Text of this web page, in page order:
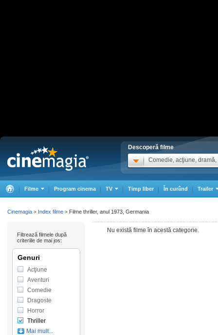
Descoperă filme
Comedie, acţiune, dramă,
Filme Program cinema TV Timp liber În curând Trailer
Nu există filme în acestă categorie.
Filtrează filmele după
criteriile de mai jos:
Genuri
Acţiune
Aventuri
Comedie
Dragoste
Horror
Thriller
Mai mult...
Cinemagia > Index filme > Filme thriller, anul 1973, Germania